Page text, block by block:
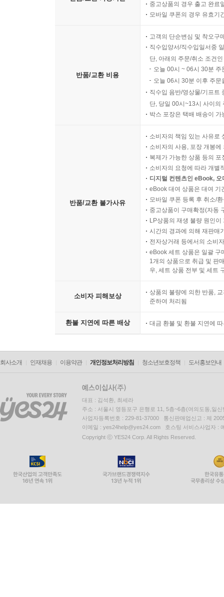
중고상품의 경우 출고 완료
모바일 쿠폰의 경우 유효기
반품/교환 비용
고객의 단순변심 및 착오구
직수입양서/직수입일서중
단, 아래의 주문/취소 조건
오늘 00시 ~ 06시 30분
오늘 06시 30분 이후 주
직수입 음반/영상물/기프트
단, 당일 00시~13시 사이의
박스 포장은 택배 배송이
반품/교환 불가사유
소비자의 책임 있는 사유로
소비자의 사용, 포장 개봉
복제가 가능한 상품 등의
소비자의 요청에 따라 개별
디지털 컨텐츠인 eBook,
eBook 대여 상품은 대여 기
모바일 쿠폰 등록 후 취소/
중고상품이 구매확정(자동
LP상품의 재생 불량 원인
시간의 경과에 의해 재판매
전자상거래 등에서의 소비
eBook 세트 상품은 일괄 구
1개의 상품으로 취급 및 판
우, 세트 상품 전부 및 세트
소비자 피해보상
상품의 불량에 의한 반품,
준하여 처리됨
환불 지연에 따른 배상 대금 환불 및 환불 지연에
회사소개 인재채용 이용약관 개인정보처리방침 청소년보호정책 도서홍보안내
대표 : 김석환, 최세라
주소 : 서울시 영등포구 은행로 11, 5층~6층(여의도동,일신
사업자등록번호 : 229-81-37000 통신판매업신고 : 제
이메일 : yes24help@yes24.com 호스팅 서비스사업자 :
Copyright ⓒ YES24 Corp. All Rights Reserved.